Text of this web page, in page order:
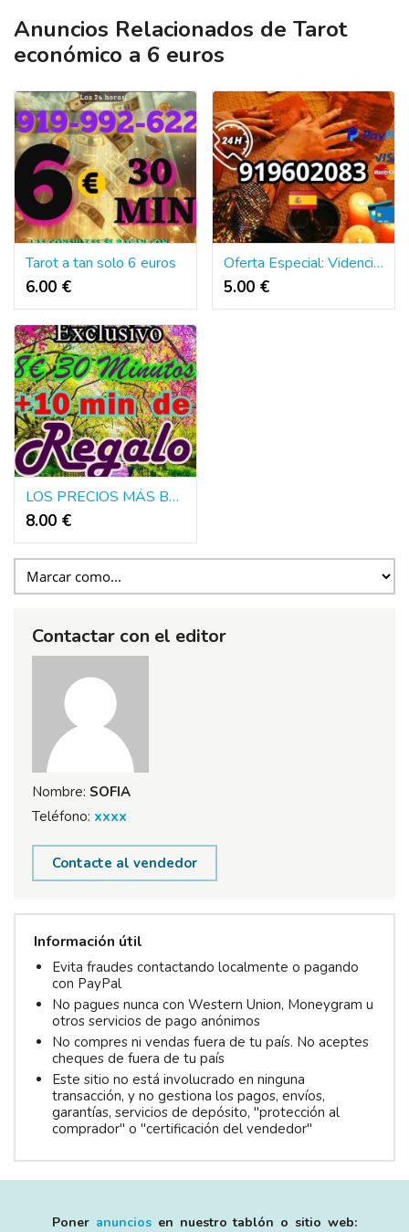
Anuncios Relacionados de Tarot
económico a 6 euros
Tarot a tan solo 6 euros
6.00 €
Oferta Especial: Videncia Natural 30 Min / 10€
5.00 €
LOS PRECIOS MÁS BAJOS DE TODA ESPAÑA
8.00 €
Contactar con el editor
Nombre: SOFIA
Teléfono: xxxx
Contacte al vendedor
Información útil
Evita fraudes contactando localmente o pagando
con PayPal
No pagues nunca con Western Union, Moneygram u
otros servicios de pago anónimos
No compres ni vendas fuera de tu país. No aceptes
cheques de fuera de tu país
Este sitio no está involucrado en ninguna
transacción, y no gestiona los pagos, envíos,
garantías, servicios de depósito, "protección al
comprador" o "certificación del vendedor"
Poner anunciosen nuestro tablón o sitio web: